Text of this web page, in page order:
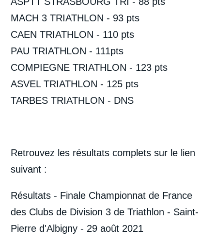
MACH 3 TRIATHLON - 93 pts
CAEN TRIATHLON - 110 pts
PAU TRIATHLON - 111pts
COMPIEGNE TRIATHLON - 123 pts
ASVEL TRIATHLON - 125 pts
TARBES TRIATHLON - DNS
Retrouvez les résultats complets sur le lien
suivant :
Résultats - Finale Championnat de France
des Clubs de Division 3 de Triathlon - Saint-
Pierre d'Albigny - 29 août 2021